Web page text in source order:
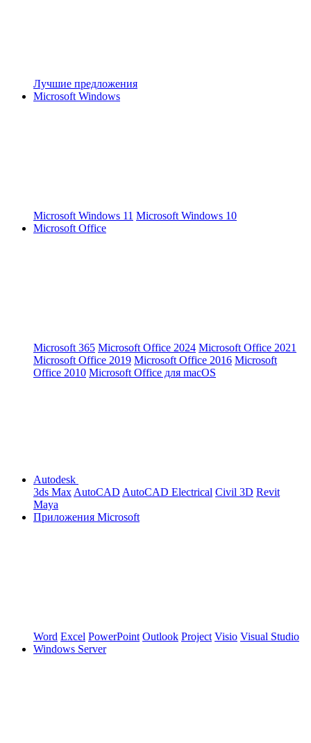
Лучшие предложения
Microsoft Windows
Microsoft Windows 11 Microsoft Windows 10
Microsoft Office
Microsoft 365 Microsoft Office 2024 Microsoft Office 2021
Microsoft Office 2019 Microsoft Office 2016 Microsoft
Office 2010 Microsoft Office для macOS
Autodesk
3ds Max AutoCAD AutoCAD Electrical Civil 3D Revit
Maya
Приложения Microsoft
Word Excel PowerPoint Outlook Project Visio Visual Studio
Windows Server